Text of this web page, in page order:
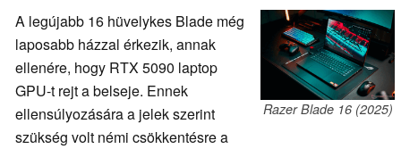
Razer Blade 16 (2025)
A legújabb 16 hüvelykes Blade még
laposabb házzal érkezik, annak
ellenére, hogy RTX 5090 laptop
GPU-t rejt a belseje. Ennek
ellensúlyozására a jelek szerint
szükség volt némi csökkentésre a